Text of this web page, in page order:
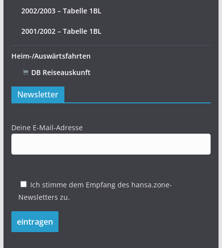
2002/2003 – Tabelle 1BL
2001/2002 – Tabelle 1BL
Heim-/Auswärtsfahrten
DB Reiseauskunft
Newsletter
Deine E-Mail-Adresse
Ich stimme dem Empfang des hansa.zone-
Newsletters zu.